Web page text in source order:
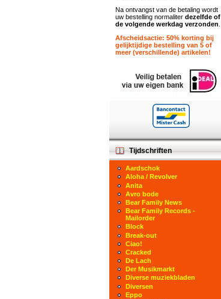
Na ontvangst van de betaling wordt
uw bestelling normaliter dezelfde of
de volgende werkdag verzonden
Afscheidsactie: 50% korting bij
gelijktijdige bestelling van 5 of
meer (verschillende) artikelen!
Tijdschriften
Aardschok
Aloha / Revolver
Anita
Avro bode
Bear Family News
Bear Family Records -
Mailorder
Block
Break-out
Ciao!
Cracked
De Lach
Der Musikmarkt
Diverse muziekbladen
Diversen
Eppo